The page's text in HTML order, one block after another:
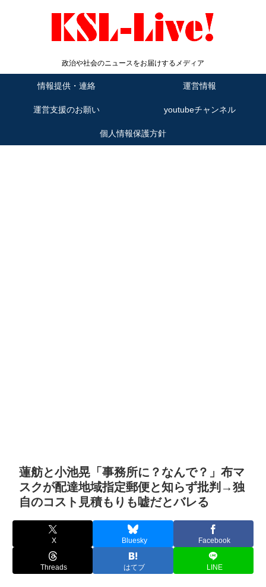
政治や社会のニュースをお届けするメディア
情報提供・連絡 運営情報
運営支援のお願い youtubeチャンネル
個人情報保護方針
蓮舫と小池晃「事務所に？なんで？」布マ
スクが配達地域指定郵便と知らず批判→独
自のコスト見積もりも嘘だとバレる
X Bluesky Facebook
Threads はてブ LINE